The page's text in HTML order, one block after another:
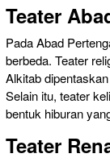
Teater
Pada Abad
berbeda. Teater
Alkitab
Selain itu, teater
bentuk hiburan
Teater